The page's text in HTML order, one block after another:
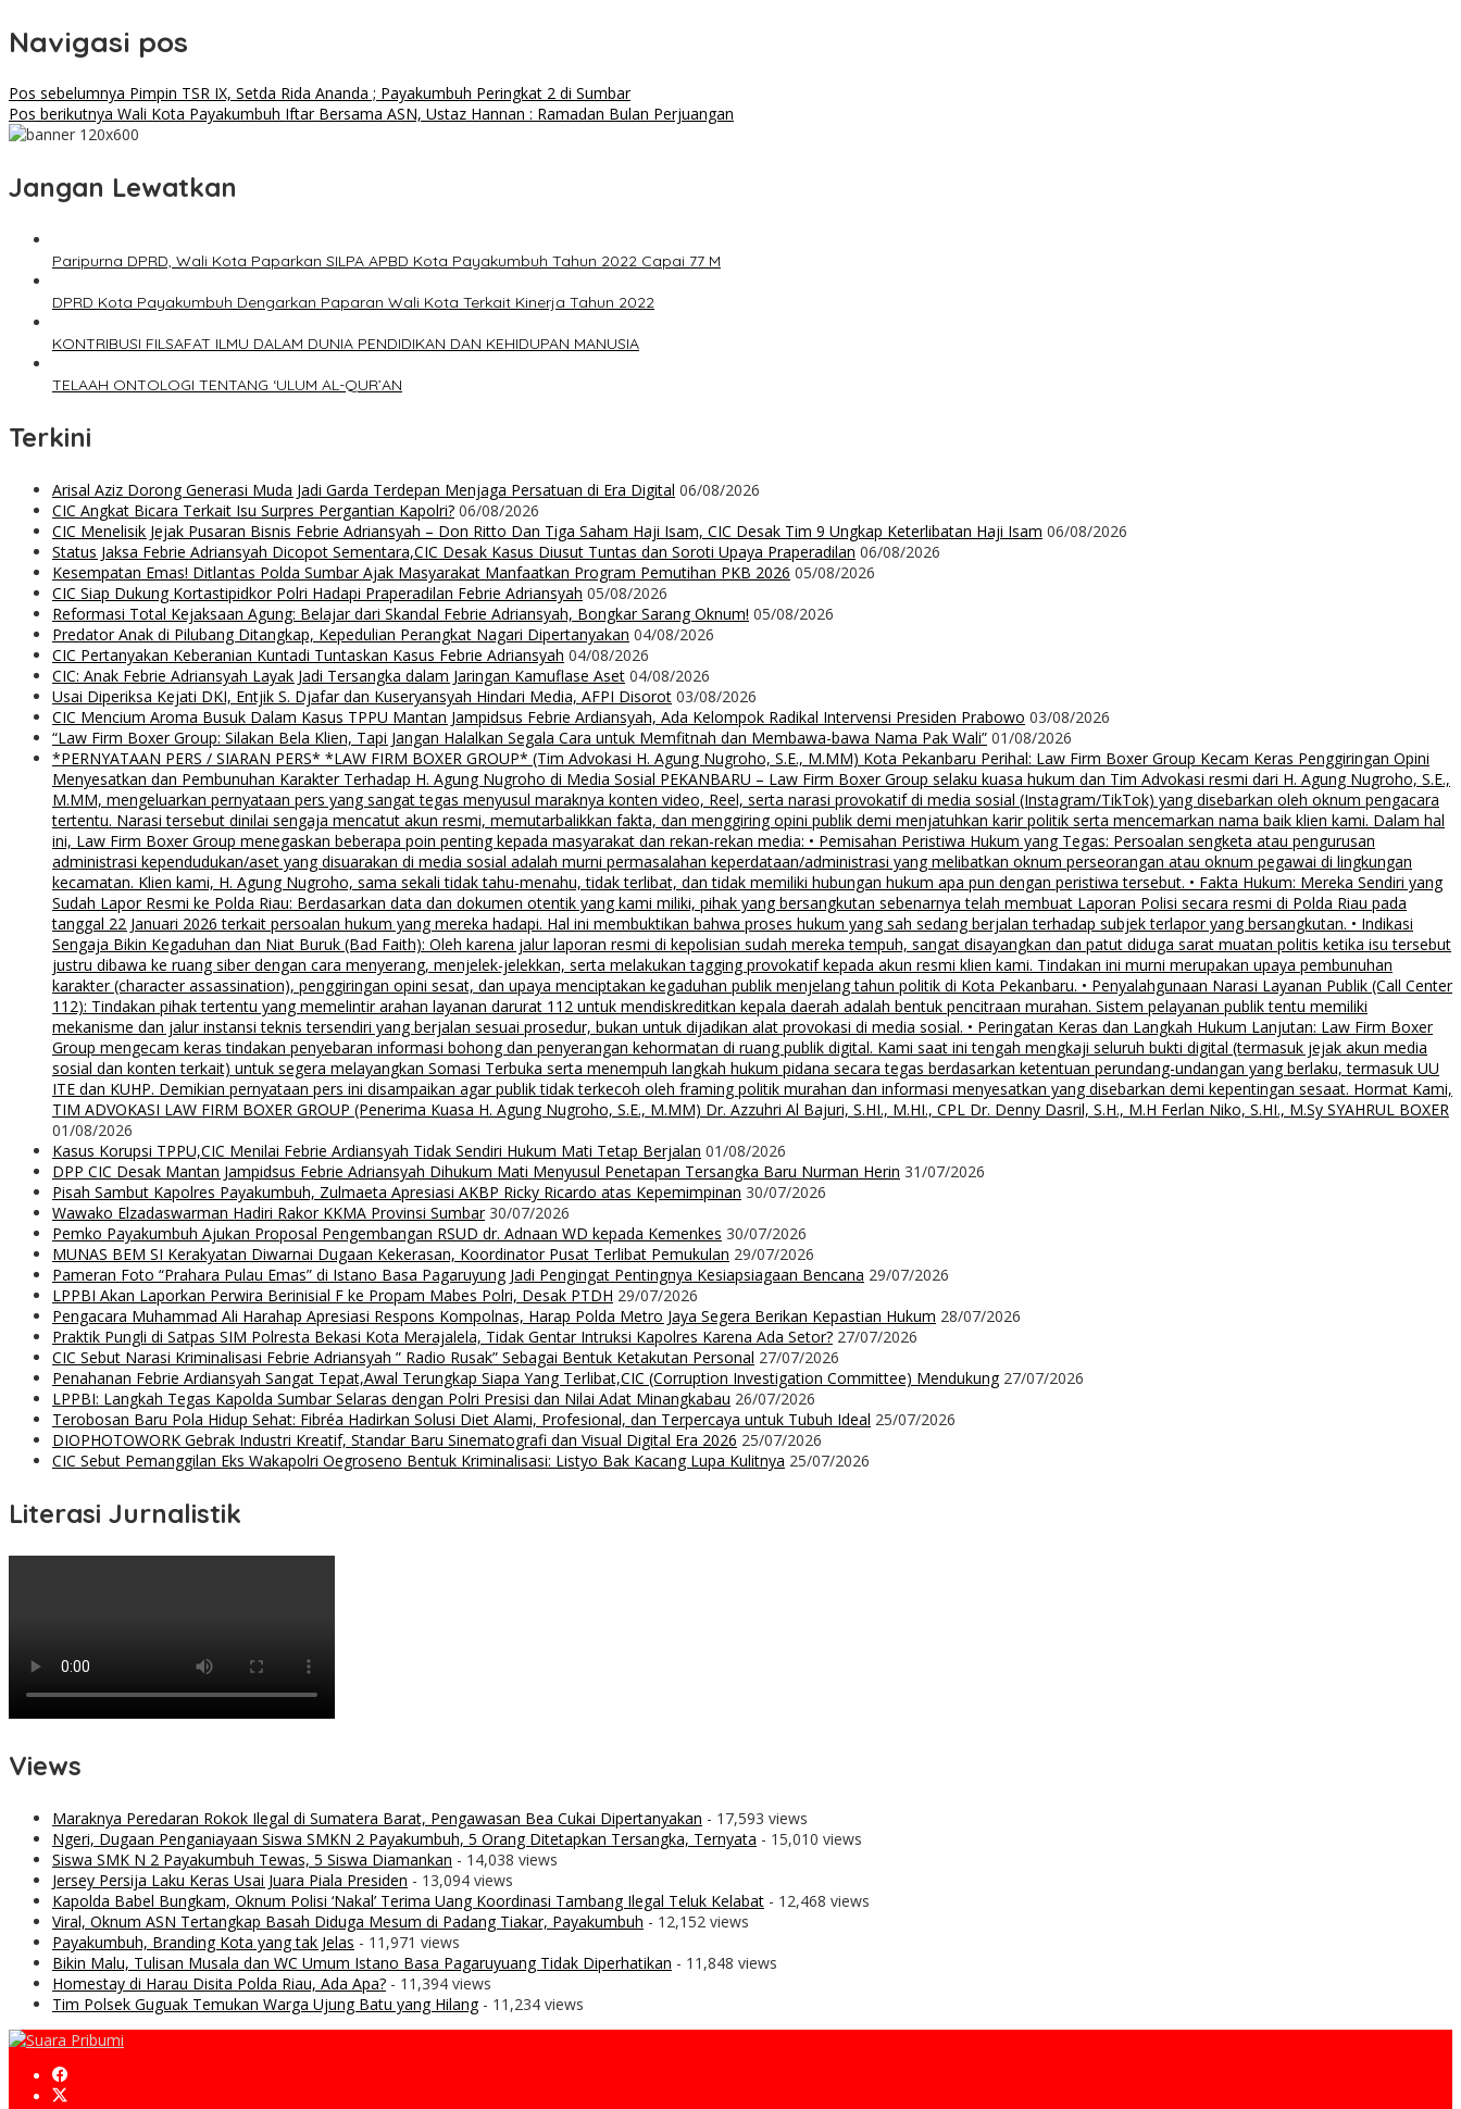
Navigasi pos
Pos sebelumnya Pimpin TSR IX, Setda Rida Ananda ; Payakumbuh Peringkat 2 di Sumbar
Pos berikutnya Wali Kota Payakumbuh Iftar Bersama ASN, Ustaz Hannan : Ramadan Bulan Perjuangan
Jangan Lewatkan
Paripurna DPRD, Wali Kota Paparkan SILPA APBD Kota Payakumbuh Tahun 2022 Capai 77 M
DPRD Kota Payakumbuh Dengarkan Paparan Wali Kota Terkait Kinerja Tahun 2022
KONTRIBUSI FILSAFAT ILMU DALAM DUNIA PENDIDIKAN DAN KEHIDUPAN MANUSIA
TELAAH ONTOLOGI TENTANG ‘ULUM AL-QUR’AN
Terkini
Arisal Aziz Dorong Generasi Muda Jadi Garda Terdepan Menjaga Persatuan di Era Digital 06/08/2026
CIC Angkat Bicara Terkait Isu Surpres Pergantian Kapolri? 06/08/2026
CIC Menelisik Jejak Pusaran Bisnis Febrie Adriansyah – Don Ritto Dan Tiga Saham Haji Isam, CIC Desak Tim 9 Ungkap Keterlibatan Haji Isam 06/08/2026
Status Jaksa Febrie Adriansyah Dicopot Sementara,CIC Desak Kasus Diusut Tuntas dan Soroti Upaya Praperadilan 06/08/2026
Kesempatan Emas! Ditlantas Polda Sumbar Ajak Masyarakat Manfaatkan Program Pemutihan PKB 2026 05/08/2026
CIC Siap Dukung Kortastipidkor Polri Hadapi Praperadilan Febrie Adriansyah 05/08/2026
Reformasi Total Kejaksaan Agung: Belajar dari Skandal Febrie Adriansyah, Bongkar Sarang Oknum! 05/08/2026
Predator Anak di Pilubang Ditangkap, Kepedulian Perangkat Nagari Dipertanyakan 04/08/2026
CIC Pertanyakan Keberanian Kuntadi Tuntaskan Kasus Febrie Adriansyah 04/08/2026
CIC: Anak Febrie Adriansyah Layak Jadi Tersangka dalam Jaringan Kamuflase Aset 04/08/2026
Usai Diperiksa Kejati DKI, Entjik S. Djafar dan Kuseryansyah Hindari Media, AFPI Disorot 03/08/2026
CIC Mencium Aroma Busuk Dalam Kasus TPPU Mantan Jampidsus Febrie Ardiansyah, Ada Kelompok Radikal Intervensi Presiden Prabowo 03/08/2026
“Law Firm Boxer Group: Silakan Bela Klien, Tapi Jangan Halalkan Segala Cara untuk Memfitnah dan Membawa-bawa Nama Pak Wali” 01/08/2026
*PERNYATAAN PERS / SIARAN PERS* *LAW FIRM BOXER GROUP* (Tim Advokasi H. Agung Nugroho, S.E., M.MM) Kota Pekanbaru Perihal: Law Firm Boxer Group Kecam Keras Penggiringan Opini
Menyesatkan dan Pembunuhan Karakter Terhadap H. Agung Nugroho di Media Sosial PEKANBARU – Law Firm Boxer Group selaku kuasa hukum dan Tim Advokasi resmi dari H. Agung Nugroho, S.E.,
M.MM, mengeluarkan pernyataan pers yang sangat tegas menyusul maraknya konten video, Reel, serta narasi provokatif di media sosial (Instagram/TikTok) yang disebarkan oleh oknum pengacara
tertentu. Narasi tersebut dinilai sengaja mencatut akun resmi, memutarbalikkan fakta, dan menggiring opini publik demi menjatuhkan karir politik serta mencemarkan nama baik klien kami. Dalam hal
ini, Law Firm Boxer Group menegaskan beberapa poin penting kepada masyarakat dan rekan-rekan media: • Pemisahan Peristiwa Hukum yang Tegas: Persoalan sengketa atau pengurusan
administrasi kependudukan/aset yang disuarakan di media sosial adalah murni permasalahan keperdataan/administrasi yang melibatkan oknum perseorangan atau oknum pegawai di lingkungan
kecamatan. Klien kami, H. Agung Nugroho, sama sekali tidak tahu-menahu, tidak terlibat, dan tidak memiliki hubungan hukum apa pun dengan peristiwa tersebut. • Fakta Hukum: Mereka Sendiri yang
Sudah Lapor Resmi ke Polda Riau: Berdasarkan data dan dokumen otentik yang kami miliki, pihak yang bersangkutan sebenarnya telah membuat Laporan Polisi secara resmi di Polda Riau pada
tanggal 22 Januari 2026 terkait persoalan hukum yang mereka hadapi. Hal ini membuktikan bahwa proses hukum yang sah sedang berjalan terhadap subjek terlapor yang bersangkutan. • Indikasi
Sengaja Bikin Kegaduhan dan Niat Buruk (Bad Faith): Oleh karena jalur laporan resmi di kepolisian sudah mereka tempuh, sangat disayangkan dan patut diduga sarat muatan politis ketika isu tersebut
justru dibawa ke ruang siber dengan cara menyerang, menjelek-jelekkan, serta melakukan tagging provokatif kepada akun resmi klien kami. Tindakan ini murni merupakan upaya pembunuhan
karakter (character assassination), penggiringan opini sesat, dan upaya menciptakan kegaduhan publik menjelang tahun politik di Kota Pekanbaru. • Penyalahgunaan Narasi Layanan Publik (Call Center
112): Tindakan pihak tertentu yang memelintir arahan layanan darurat 112 untuk mendiskreditkan kepala daerah adalah bentuk pencitraan murahan. Sistem pelayanan publik tentu memiliki
mekanisme dan jalur instansi teknis tersendiri yang berjalan sesuai prosedur, bukan untuk dijadikan alat provokasi di media sosial. • Peringatan Keras dan Langkah Hukum Lanjutan: Law Firm Boxer
Group mengecam keras tindakan penyebaran informasi bohong dan penyerangan kehormatan di ruang publik digital. Kami saat ini tengah mengkaji seluruh bukti digital (termasuk jejak akun media
sosial dan konten terkait) untuk segera melayangkan Somasi Terbuka serta menempuh langkah hukum pidana secara tegas berdasarkan ketentuan perundang-undangan yang berlaku, termasuk UU
ITE dan KUHP. Demikian pernyataan pers ini disampaikan agar publik tidak terkecoh oleh framing politik murahan dan informasi menyesatkan yang disebarkan demi kepentingan sesaat. Hormat Kami,
TIM ADVOKASI LAW FIRM BOXER GROUP (Penerima Kuasa H. Agung Nugroho, S.E., M.MM) Dr. Azzuhri Al Bajuri, S.HI., M.HI., CPL Dr. Denny Dasril, S.H., M.H Ferlan Niko, S.HI., M.Sy SYAHRUL BOXER
01/08/2026
Kasus Korupsi TPPU,CIC Menilai Febrie Ardiansyah Tidak Sendiri Hukum Mati Tetap Berjalan 01/08/2026
DPP CIC Desak Mantan Jampidsus Febrie Adriansyah Dihukum Mati Menyusul Penetapan Tersangka Baru Nurman Herin 31/07/2026
Pisah Sambut Kapolres Payakumbuh, Zulmaeta Apresiasi AKBP Ricky Ricardo atas Kepemimpinan 30/07/2026
Wawako Elzadaswarman Hadiri Rakor KKMA Provinsi Sumbar 30/07/2026
Pemko Payakumbuh Ajukan Proposal Pengembangan RSUD dr. Adnaan WD kepada Kemenkes 30/07/2026
MUNAS BEM SI Kerakyatan Diwarnai Dugaan Kekerasan, Koordinator Pusat Terlibat Pemukulan 29/07/2026
Pameran Foto “Prahara Pulau Emas” di Istano Basa Pagaruyung Jadi Pengingat Pentingnya Kesiapsiagaan Bencana 29/07/2026
LPPBI Akan Laporkan Perwira Berinisial F ke Propam Mabes Polri, Desak PTDH 29/07/2026
Pengacara Muhammad Ali Harahap Apresiasi Respons Kompolnas, Harap Polda Metro Jaya Segera Berikan Kepastian Hukum 28/07/2026
Praktik Pungli di Satpas SIM Polresta Bekasi Kota Merajalela, Tidak Gentar Intruksi Kapolres Karena Ada Setor? 27/07/2026
CIC Sebut Narasi Kriminalisasi Febrie Adriansyah ” Radio Rusak” Sebagai Bentuk Ketakutan Personal 27/07/2026
Penahanan Febrie Ardiansyah Sangat Tepat,Awal Terungkap Siapa Yang Terlibat,CIC (Corruption Investigation Committee) Mendukung 27/07/2026
LPPBI: Langkah Tegas Kapolda Sumbar Selaras dengan Polri Presisi dan Nilai Adat Minangkabau 26/07/2026
Terobosan Baru Pola Hidup Sehat: Fibréa Hadirkan Solusi Diet Alami, Profesional, dan Terpercaya untuk Tubuh Ideal 25/07/2026
DIOPHOTOWORK Gebrak Industri Kreatif, Standar Baru Sinematografi dan Visual Digital Era 2026 25/07/2026
CIC Sebut Pemanggilan Eks Wakapolri Oegroseno Bentuk Kriminalisasi: Listyo Bak Kacang Lupa Kulitnya 25/07/2026
Literasi Jurnalistik
Views
Maraknya Peredaran Rokok Ilegal di Sumatera Barat, Pengawasan Bea Cukai Dipertanyakan - 17,593 views
Ngeri, Dugaan Penganiayaan Siswa SMKN 2 Payakumbuh, 5 Orang Ditetapkan Tersangka, Ternyata - 15,010 views
Siswa SMK N 2 Payakumbuh Tewas, 5 Siswa Diamankan - 14,038 views
Jersey Persija Laku Keras Usai Juara Piala Presiden - 13,094 views
Kapolda Babel Bungkam, Oknum Polisi ‘Nakal’ Terima Uang Koordinasi Tambang Ilegal Teluk Kelabat - 12,468 views
Viral, Oknum ASN Tertangkap Basah Diduga Mesum di Padang Tiakar, Payakumbuh - 12,152 views
Payakumbuh, Branding Kota yang tak Jelas - 11,971 views
Bikin Malu, Tulisan Musala dan WC Umum Istano Basa Pagaruyuang Tidak Diperhatikan - 11,848 views
Homestay di Harau Disita Polda Riau, Ada Apa? - 11,394 views
Tim Polsek Guguak Temukan Warga Ujung Batu yang Hilang- 11,234 views